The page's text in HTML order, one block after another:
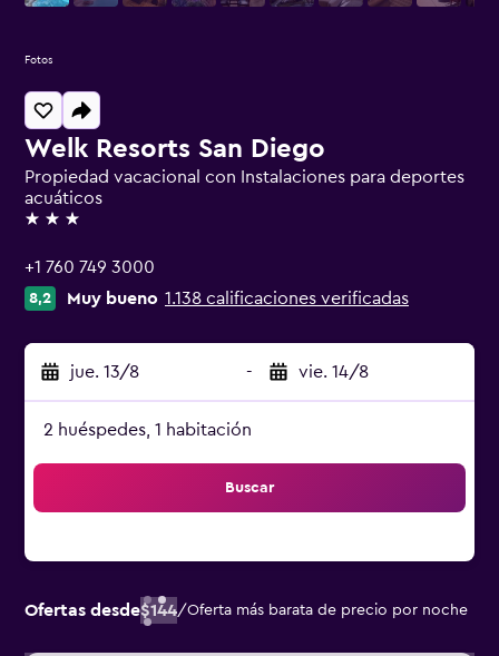
Welk Resorts San Diego
Propiedad vacacional con Instalaciones para deportes
acuáticos
3 estrellas
+1 760 749 3000
8,2 Muy bueno 1.138 calificaciones verificadas
jue. 13/8 - vie. 14/8
2 huéspedes, 1 habitación
Buscar
Ofertas desde$144/Oferta más barata de precio por noche
Fotos